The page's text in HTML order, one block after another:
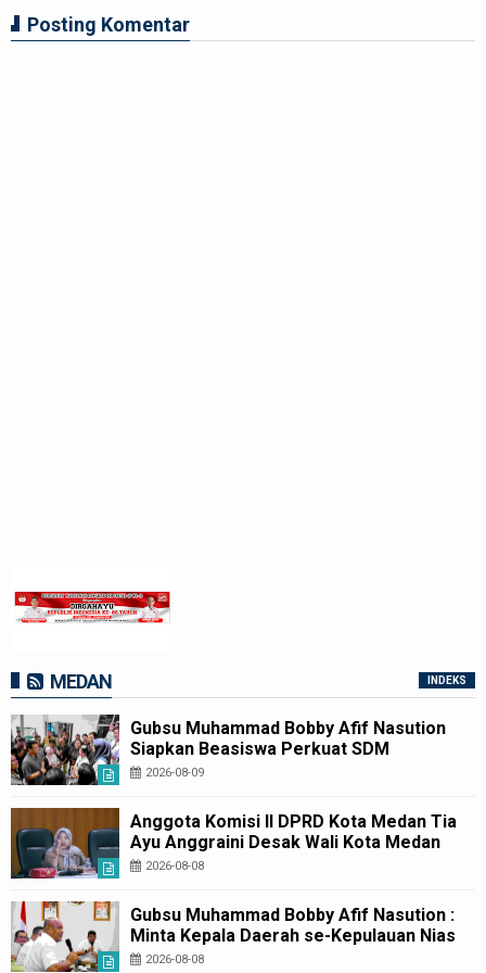
Posting Komentar
MEDAN INDEKS
Gubsu Muhammad Bobby Afif Nasution
Siapkan Beasiswa Perkuat SDM
Kesehatan Kepulauan Nias
2026-08-09
Anggota Komisi II DPRD Kota Medan Tia
Ayu Anggraini Desak Wali Kota Medan
Rico Waas melalui Dinas Kesehatan Kota
Deli
2026-08-08
Gubsu Muhammad Bobby Afif Nasution :
Minta Kepala Daerah se-Kepulauan Nias
Percepat Usulan BKP 2027
2026-08-08